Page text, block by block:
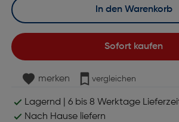
Sofort kaufen
In den Warenkorb
merken vergleichen
Lagernd | 6 bis 8 Werktage
Nach Hause liefern